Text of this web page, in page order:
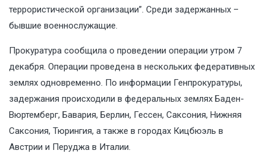
террористической организации”. Среди задержанных –
бывшие военнослужащие.
Прокуратура сообщила о проведении операции утром 7
декабря. Операции проведена в нескольких федеративных
землях одновременно. По информации Генпрокуратуры,
задержания происходили в федеральных землях Баден-
Вюртемберг, Бавария, Берлин, Гессен, Саксония, Нижняя
Саксония, Тюрингия, а также в городах Кицбюэль в
Австрии и Перуджа в Италии.